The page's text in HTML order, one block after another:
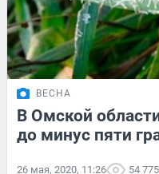
ВЕСНА
В Омской
до минус пяти
26 мая, 2020, 11:26 54 775